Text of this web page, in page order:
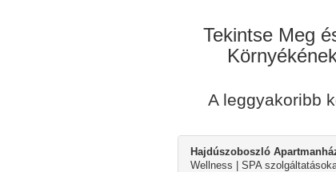
Tekintse Meg
A leggyakoribb
Hajdúszoboszló
Wellness | SPA